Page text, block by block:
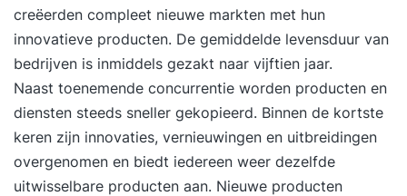
creëerden compleet nieuwe markten met hun
innovatieve producten. De gemiddelde levensduur van
bedrijven is inmiddels gezakt naar vijftien jaar.
Naast toenemende concurrentie worden producten en
diensten steeds sneller gekopieerd. Binnen de kortste
keren zijn innovaties, vernieuwingen en uitbreidingen
overgenomen en biedt iedereen weer dezelfde
uitwisselbare producten aan. Nieuwe producten